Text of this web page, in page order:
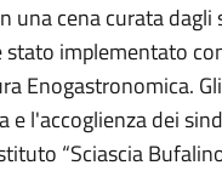
una cena curata
stato implementato
Enogastronomica.
e l'accoglienza dei
“Sciascia